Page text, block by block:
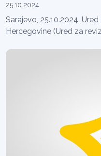
25.10.2024
Sarajevo, 25.10.2024.
Hercegovine (Ured za